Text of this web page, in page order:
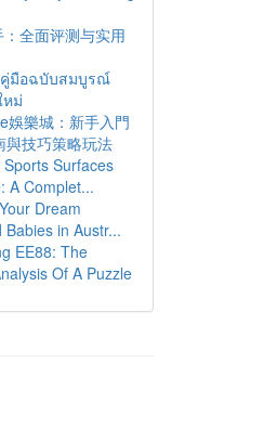
全面评测与实用
คู่มือฉบับสมบูรณ์
ม่
娛樂城：新手入門
與技巧策略玩法
Sports Surfaces
A Complet...
Dream
Babies in Austr...
EE88: The
Of A Puzzle